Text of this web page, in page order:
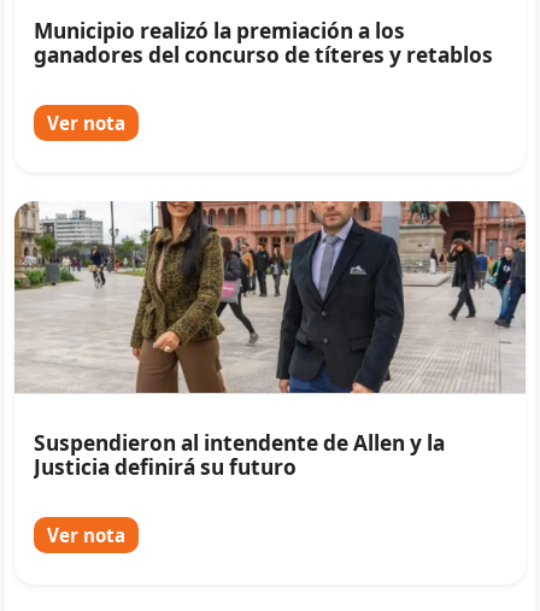
Municipio realizó la premiación a los
ganadores del concurso de títeres y retablos
Ver nota
Suspendieron al intendente de Allen y la
Justicia definirá su futuro
Ver nota